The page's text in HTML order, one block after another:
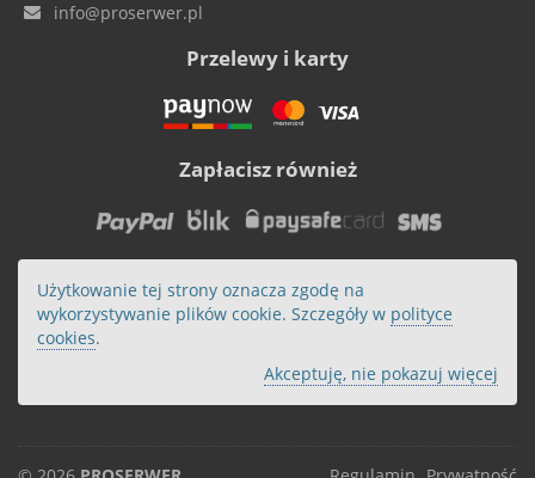
info@proserwer.pl
Przelewy i karty
Zapłacisz również
Użytkowanie tej strony oznacza zgodę na
wykorzystywanie plików cookie. Szczegóły w polityce
cookies.
Akceptuję, nie pokazuj więcej